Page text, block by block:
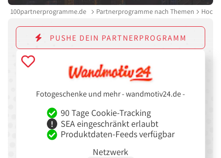
100partnerprogramme.de Partnerprogramme nach Themen
PUSHE DEIN PARTNERPROGRAMM
Fotogeschenke und mehr - wandmotiv24.de -
90 Tage Cookie-Tracking
SEA eingeschränkt erlaubt
Produktdaten-Feeds verfügbar
Netzwerk